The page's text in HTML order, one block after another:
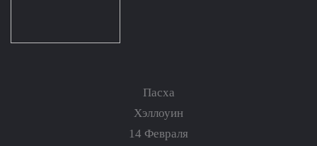
Пасха
Хэллоуин
14 Февраля